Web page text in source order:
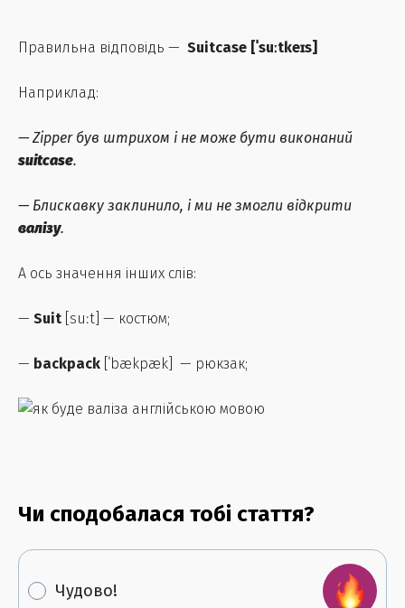
Правильна відповідь — Suitcase [ˈsuːtkeɪs]
Наприклад:
— Zipper був штрихом і не може бути виконаний
suitcase.
— Блискавку заклинило, і ми не змогли відкрити
валізу.
А ось значення інших слів:
— Suit [suːt] — костюм;
— backpack [ˈbækpæk] — рюкзак;
Чи сподобалася тобі стаття?
Чудово!